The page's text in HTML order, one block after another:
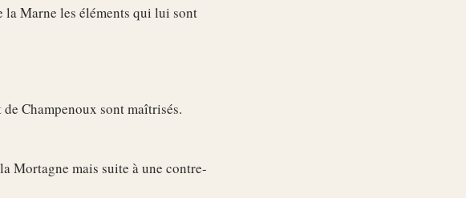
la Marne les éléments qui lui sont
Champenoux sont maîtrisés.
Mortagne mais suite à une contre-